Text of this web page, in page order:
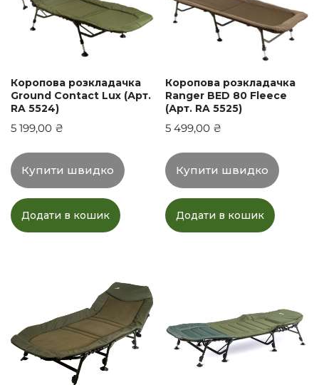
Коропова розкладачка
Ground Contact Lux (Арт.
RA 5524)
5 199,00 ₴
Купити швидко
Додати в кошик
Коропова розкладачка
Ranger BED 80 Fleece
(Арт. RA 5525)
5 499,00 ₴
Купити швидко
Додати в кошик